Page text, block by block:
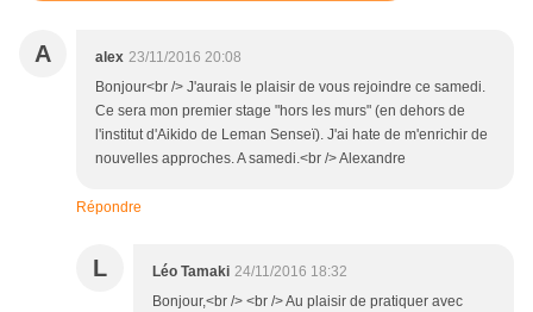
A alex 23/11/2016 20:08
Bonjour<br /> J'aurais le plaisir de vous rejoindre ce samedi.
Ce sera mon premier stage "hors les murs" (en dehors de
l'institut d'Aikido de Leman Senseï). J'ai hate de m'enrichir de
nouvelles approches. A samedi.<br /> Alexandre
Répondre
L Léo Tamaki 24/11/2016 18:32
Bonjour,<br /> <br /> Au plaisir de pratiquer avec